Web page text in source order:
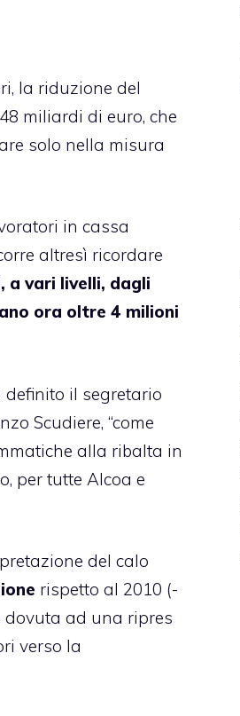
la riduzione del
miliardi di euro, che
solo nella misura
in cassa
altresì ricordare
a vari livelli, dagli
ora oltre 4 milioni
definito il segretario
Scudiere, “come
alla ribalta in
per tutte Alcoa e
del calo
rispetto al 2010 (-
dovuta ad una ripres
verso la